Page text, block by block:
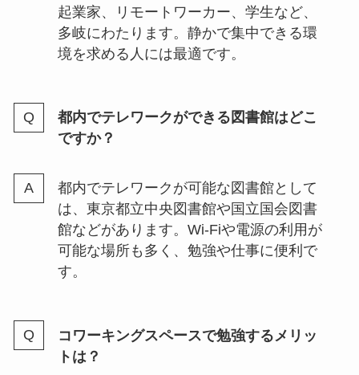
起業家、リモートワーカー、学生など、
多岐にわたります。静かで集中できる環
境を求める人には最適です。
都内でテレワークができる図書館はどこ
ですか？
都内でテレワークが可能な図書館として
は、東京都立中央図書館や国立国会図書
館などがあります。Wi-Fiや電源の利用が
可能な場所も多く、勉強や仕事に便利で
す。
コワーキングスペースで勉強するメリッ
トは？